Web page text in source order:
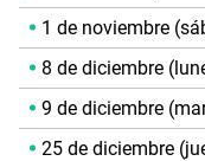
1 de noviembre
8 de diciembre
9 de diciembre
25 de diciembre